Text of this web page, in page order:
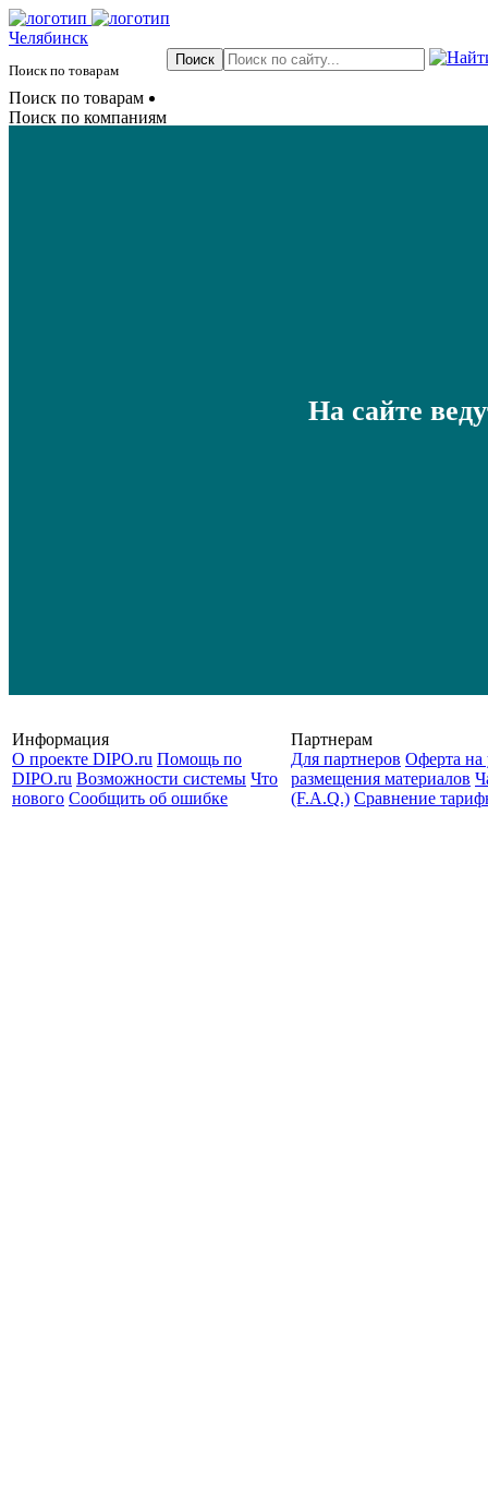
Челябинск
Поиск по товарам
Поиск по товарам
Поиск по компаниям
На сайте
Информация
О проекте DIPO.ru Помощь по
DIPO.ru Возможности системы Что
нового Сообщить об ошибке
Партнерам
Для партнеров Оферта на
размещения материалов
(F.A.Q.) Cравнение